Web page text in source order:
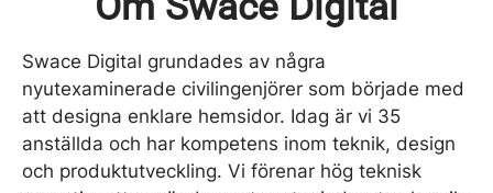
Swace Digital grundades av några
nyutexaminerade civilingenjörer som började med
att designa enklare hemsidor. Idag är vi 35
anställda och har kompetens inom teknik, design
och produktutveckling. Vi förenar hög teknisk